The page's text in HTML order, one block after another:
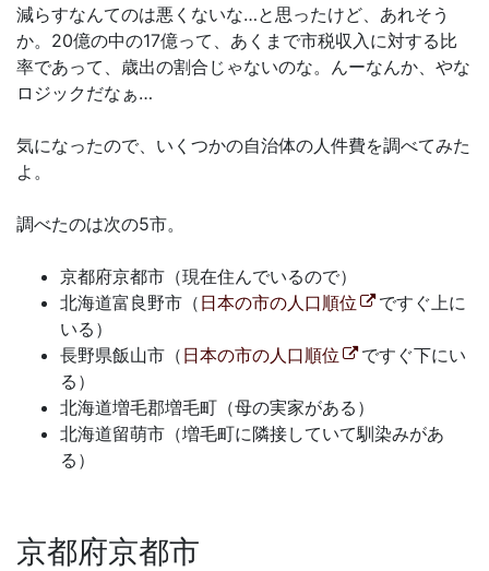
減らすなんてのは悪くないな…と思ったけど、あれそう
か。20億の中の17億って、あくまで市税収入に対する比
率であって、歳出の割合じゃないのな。んーなんか、やな
ロジックだなぁ…
気になったので、いくつかの自治体の人件費を調べてみた
よ。
調べたのは次の5市。
京都府京都市（現在住んでいるので）
北海道富良野市（ 日本の市の人口順位
ですぐ上に
いる）
長野県飯山市（ 日本の市の人口順位
ですぐ下にい
る）
北海道増毛郡増毛町（母の実家がある）
北海道留萌市（増毛町に隣接していて馴染みがあ
る）
京都府京都市